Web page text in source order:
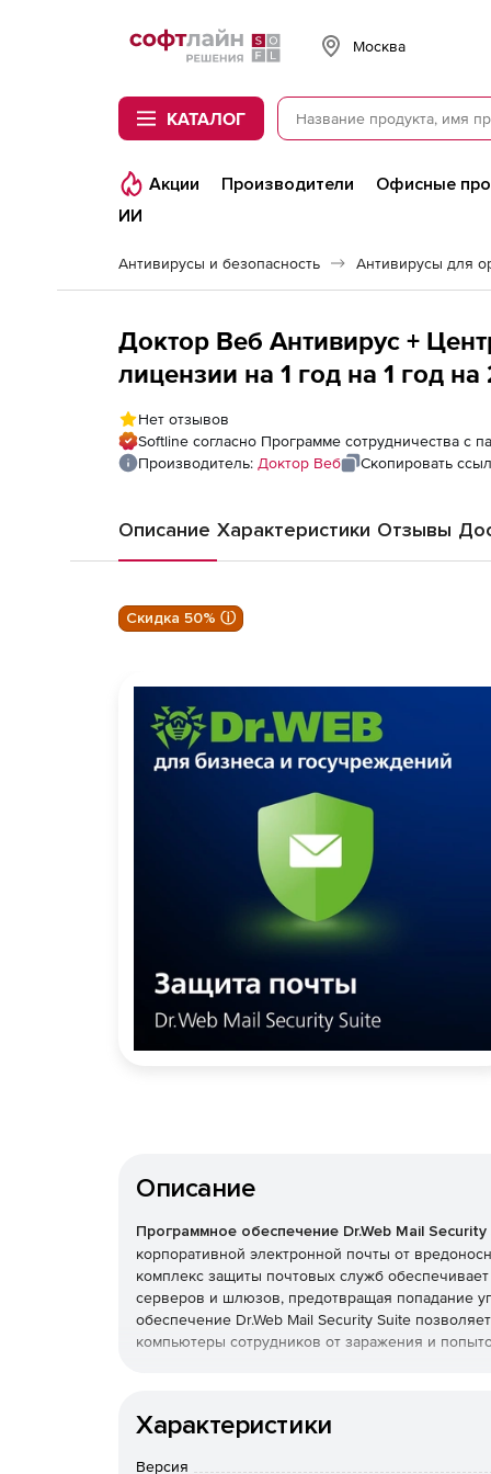
Softline
Москва
КАТАЛОГ
Акции Производители Офисные
ИИ
Антивирусы и безопасность Антивирусы для
Доктор Веб Антивирус +
лицензии на 1 год на 1 год
Нет отзывов
Softline согласно Программе сотрудничества с
Производитель: Доктор Веб Скопировать
Описание Характеристики Отзывы
Скидка 50% ⓘ
Описание
Программное обеспечение Dr.Web Mail
корпоративной электронной почты от
комплекс защиты почтовых служб
серверов и шлюзов, предотвращая попадание
обеспечение Dr.Web Mail Security Suite
компьютеры сотрудников от заражения и
Возможность использования в
продукт полностью отвечает требованиям
Характеристики
Версия